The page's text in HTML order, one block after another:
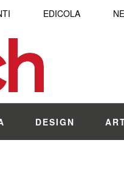
EDICOLA
DESIGN